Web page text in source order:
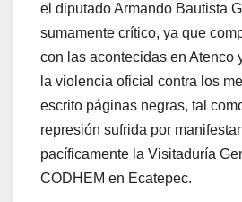
el diputado Armando Bautista
sumamente crítico, ya que
con las acontecidas en Atenco
la violencia oficial contra los
escrito páginas negras, tal
represión sufrida por
pacíficamente la Visitaduría
CODHEM en Ecatepec.